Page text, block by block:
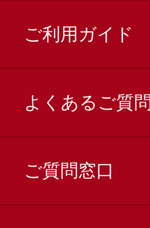
ご利用ガイド
よくあるご質問
ご質問窓口